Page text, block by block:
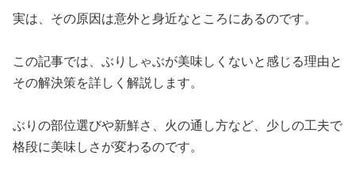
実は、その原因は意外と身近なところにあるのです。
この記事では、ぶりしゃぶが美味しくないと感じる理由と
その解決策を詳しく解説します。
ぶりの部位選びや新鮮さ、火の通し方など、少しの工夫で
格段に美味しさが変わるのです。